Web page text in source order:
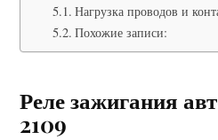
Нагрузка проводов и
Похожие записи:
Реле зажигания
2109